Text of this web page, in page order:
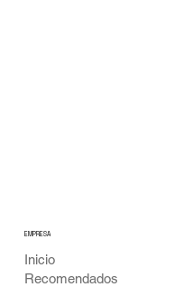
EMPRESA
Inicio
Recomendados